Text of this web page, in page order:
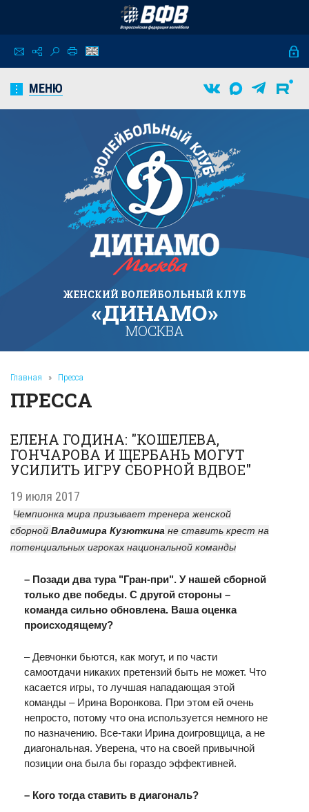
МЕНЮ
ЖЕНСКИЙ ВОЛЕЙБОЛЬНЫЙ КЛУБ
«ДИНАМО»
МОСКВА
Главная » Пресса
ПРЕССА
ЕЛЕНА ГОДИНА: "КОШЕЛЕВА,
ГОНЧАРОВА И ЩЕРБАНЬ МОГУТ
УСИЛИТЬ ИГРУ СБОРНОЙ ВДВОЕ"
19 июля 2017
Чемпионка мира призывает тренера женской
сборной Владимира Кузюткина не ставить крест на
потенциальных игроках национальной команды
– Позади два тура "Гран-при". У нашей сборной
только две победы. С другой стороны –
команда сильно обновлена. Ваша оценка
происходящему?
– Девчонки бьются, как могут, и по части
самоотдачи никаких претензий быть не может. Что
касается игры, то лучшая нападающая этой
команды – Ирина Воронкова. При этом ей очень
непросто, потому что она используется немного не
по назначению. Все-таки Ирина доигровщица, а не
диагональная. Уверена, что на своей привычной
позиции она была бы гораздо эффективней.
– Кого тогда ставить в диагональ?